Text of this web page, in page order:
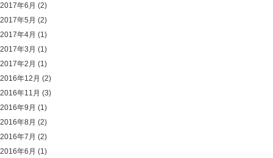
2017年6月 (2)
2017年5月 (2)
2017年4月 (1)
2017年3月 (1)
2017年2月 (1)
2016年12月 (2)
2016年11月 (3)
2016年9月 (1)
2016年8月 (2)
2016年7月 (2)
2016年6月 (1)